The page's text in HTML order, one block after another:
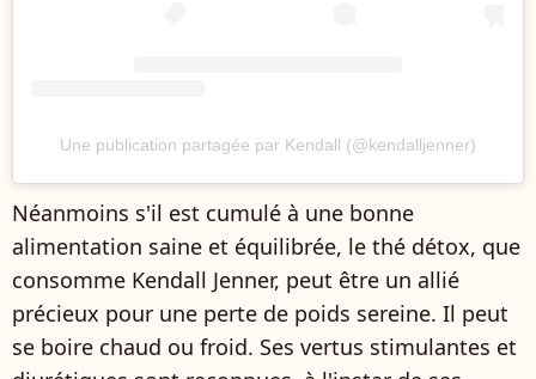
Une publication partagée par Kendall (@kendalljenner)
Néanmoins s'il est cumulé à une bonne
alimentation saine et équilibrée, le thé détox, que
consomme Kendall Jenner, peut être un allié
précieux pour une perte de poids sereine. Il peut
se boire chaud ou froid. Ses vertus stimulantes et